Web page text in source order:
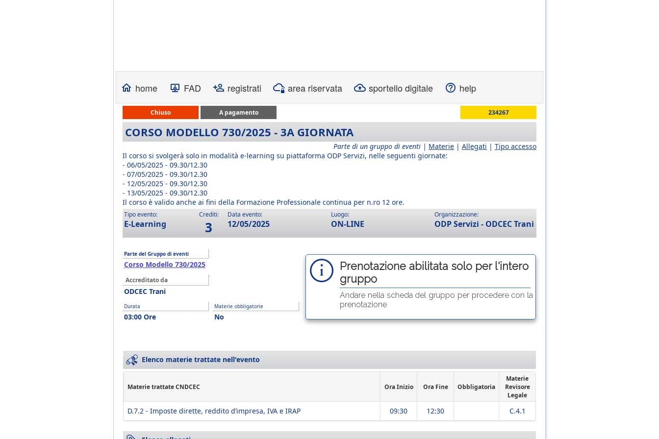
home FAD registrati area riservata sportello digitale help
Chiuso A pagamento 234267
CORSO MODELLO 730/2025 - 3A GIORNATA
Parte di un gruppo di eventi | Materie | Allegati | Tipo accesso
Il corso si svolgerà solo in modalità e-learning su piattaforma ODP Servizi, nelle seguenti giornate:
- 06/05/2025 - 09.30/12.30
- 07/05/2025 - 09.30/12.30
- 12/05/2025 - 09.30/12.30
- 13/05/2025 - 09.30/12.30
Il corso è valido anche ai fini della Formazione Professionale continua per n.ro 12 ore.
Tipo evento:
E-Learning
Crediti:
3
Data evento:
12/05/2025
Luogo:
ON-LINE
Organizzazione:
ODP Servizi - ODCEC Trani
Parte del Gruppo di eventi
Corso Modello 730/2025
Accreditato da
ODCEC Trani
Durata
03:00 Ore
Materie obbligatorie
No
Prenotazione abilitata solo per l'intero
gruppo
Andare nella scheda del gruppo per procedere con la
prenotazione
Elenco materie trattate nell'evento
Materie trattate CNDCEC Ora Inizio Ora Fine Obbligatoria
Materie
Revisore
Legale
D.7.2 - Imposte dirette, reddito d’impresa, IVA e IRAP 09:30 12:30 C.4.1